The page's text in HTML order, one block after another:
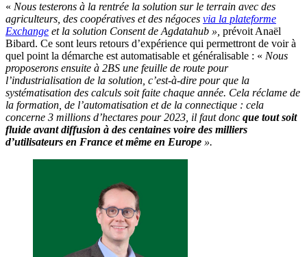
« Nous testerons à la rentrée la solution sur le terrain avec des
agriculteurs, des coopératives et des négoces via la plateforme
Exchange et la solution Consent de Agdatahub », prévoit Anaël
Bibard. Ce sont leurs retours d’expérience qui permettront de voir à
quel point la démarche est automatisable et généralisable : « Nous
proposerons ensuite à 2BS une feuille de route pour
l’industrialisation de la solution, c’est-à-dire pour que la
systématisation des calculs soit faite chaque année. Cela réclame de
la formation, de l’automatisation et de la connectique : cela
concerne 3 millions d’hectares pour 2023, il faut donc que tout soit
fluide avant diffusion à des centaines voire des milliers
d’utilisateurs en France et même en Europe ».